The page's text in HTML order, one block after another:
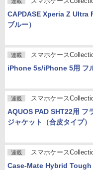
CAPDASE Xperia Z Ultra
ブルー）
連載 スマホケース
iPhone 5s/iPhone 5用 フ
連載 スマホケース
AQUOS PAD SHT22用 フ
ジャケット（合皮タイプ）
連載 スマホケース
Case-Mate Hybrid Tough